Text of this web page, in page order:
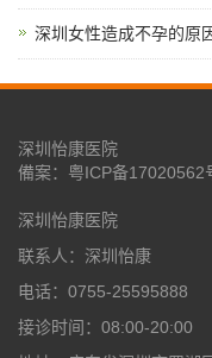
深圳女性造成不孕的原
深圳怡康医院
備案： 粤ICP备17020562
深圳怡康医院
联系人：深圳怡康
电话：0755-25595888
接诊时间：08:00-20:00